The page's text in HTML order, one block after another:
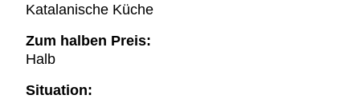
Katalanische Küche
Zum halben Preis:
Halb
Situation: